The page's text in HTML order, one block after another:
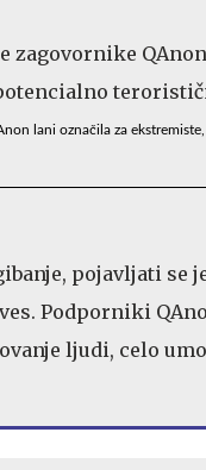
lani označila za
pojavljati se
Podporniki
ljudi, celo